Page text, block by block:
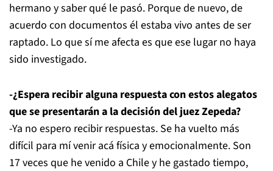
hermano y saber qué le pasó. Porque de nuevo, de
acuerdo con documentos él estaba vivo antes de ser
raptado. Lo que sí me afecta es que ese lugar no haya
sido investigado.
-¿Espera recibir alguna respuesta con estos alegatos
que se presentarán a la decisión del juez Zepeda?
-Ya no espero recibir respuestas. Se ha vuelto más
difícil para mí venir acá física y emocionalmente. Son
17 veces que he venido a Chile y he gastado tiempo,